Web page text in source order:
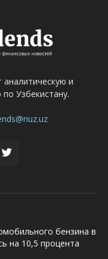
и
Узбекистану.
бензина в
на 10,5 процента